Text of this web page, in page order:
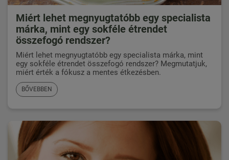
Miért lehet megnyugtatóbb egy specialista
márka, mint egy sokféle étrendet
összefogó rendszer?
Miért lehet megnyugtatóbb egy specialista márka, mint
egy sokféle étrendet összefogó rendszer? Megmutatjuk,
miért érték a fókusz a mentes étkezésben.
BŐVEBBEN